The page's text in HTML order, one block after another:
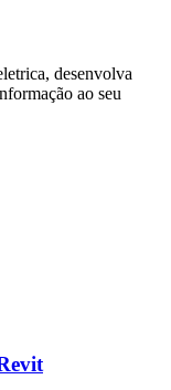
desenvolva
ao seu